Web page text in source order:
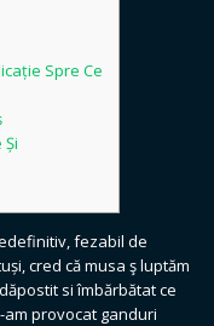
Spre Ce
fezabil de
cred că musa ş luptăm
si îmbărbătat ce
provocat ganduri